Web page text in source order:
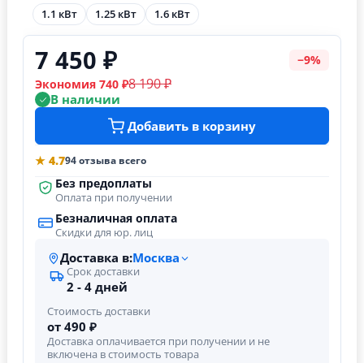
1.1 кВт 1.25 кВт 1.6 кВт
7 450 ₽ −9%
8 190 ₽
Экономия 740 ₽
В наличии
Добавить в корзину
★ 4.794 отзыва всего
Без предоплаты
Оплата при получении
Безналичная оплата
Скидки для юр. лиц
Доставка в:Москва
Срок доставки
2 - 4 дней
Стоимость доставки
от 490 ₽
Доставка оплачивается при получении и не
включена в стоимость товара